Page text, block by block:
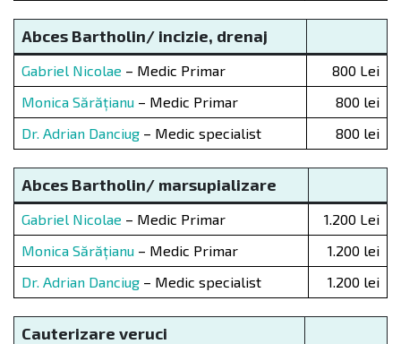
Abces Bartholin/ incizie, drenaj
Gabriel Nicolae – Medic Primar
800 Lei
Monica Sărățianu – Medic Primar
800 lei
Dr. Adrian Danciug – Medic specialist 800 lei
Abces Bartholin/ marsupializare
Gabriel Nicolae – Medic Primar
1.200 Lei
Monica Sărățianu – Medic Primar
1.200 lei
Dr. Adrian Danciug – Medic specialist 1.200 lei
Cauterizare veruci